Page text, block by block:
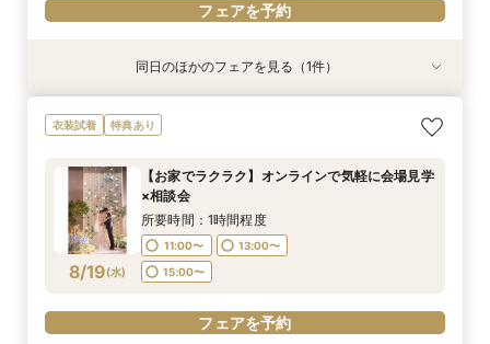
フェアを予約
8/18(火)
＼サクッと60分で結婚式のことがわかる／時短
ウエディングフェア
9:30〜
フェアを予約
同日のほかのフェアを見る（1件）
衣装試着 特典あり
8/19(水)
【お家でラクラク】オンラインで気軽に会場見学
×相談会
所要時間：1時間程度
11:00〜
13:00〜
15:00〜
フェアを予約